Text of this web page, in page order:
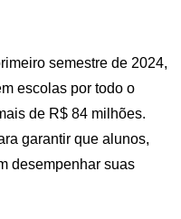
semestre de 2024,
escolas por todo o
de R$ 84 milhões.
garantir que alunos,
desempenhar suas